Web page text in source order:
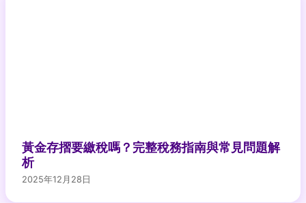
黃金存摺要繳稅嗎？完整稅務指南與常見問題解
析
2025年12月28日